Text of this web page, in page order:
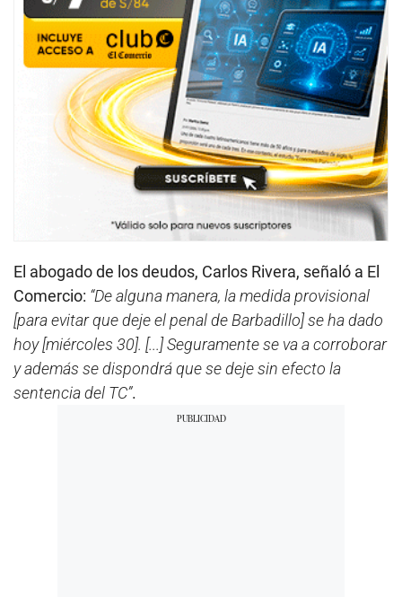
El abogado de los deudos, Carlos Rivera, señaló a El
Comercio: “De alguna manera, la medida provisional
[para evitar que deje el penal de Barbadillo] se ha dado
hoy [miércoles 30]. [...] Seguramente se va a corroborar
y además se dispondrá que se deje sin efecto la
sentencia del TC”.